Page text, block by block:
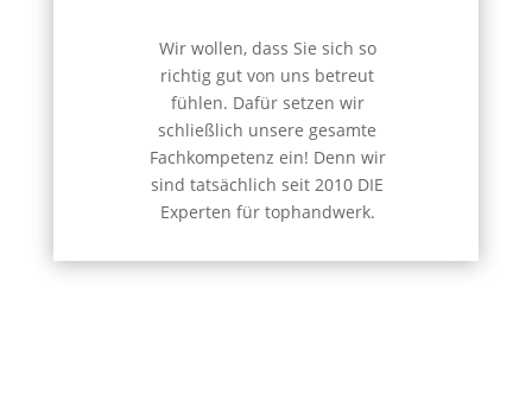
Wir wollen, dass Sie sich so
richtig gut von uns betreut
fühlen. Dafür setzen wir
schließlich unsere gesamte
Fachkompetenz ein! Denn wir
sind tatsächlich seit 2010 DIE
Experten für tophandwerk.